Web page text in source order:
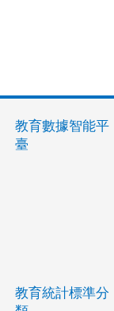
教育數據智能平
臺
教育統計標準分